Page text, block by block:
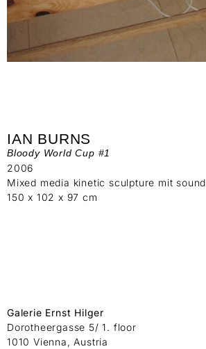
IAN BURNS
Bloody World Cup #1
2006
Mixed media kinetic sculpture mit sound
150 x 102 x 97 cm
Galerie Ernst Hilger
Dorotheergasse 5/ 1. floor
1010 Vienna, Austria